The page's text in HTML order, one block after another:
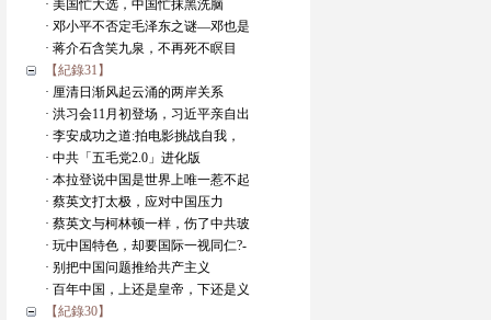
· 美国忙大选，中国忙抹黑洗脑
· 邓小平不否定毛泽东之谜—邓也是
· 蒋介石含笑九泉，不再死不瞑目
【紀錄31】
· 厘清日渐风起云涌的两岸关系
· 洪习会11月初登场，习近平亲自出
· 李安成功之道:拍电影挑战自我，
· 中共「五毛党2.0」进化版
· 本拉登说中国是世界上唯一惹不起
· 蔡英文打太极，应对中国压力
· 蔡英文与柯林顿一样，伤了中共玻
· 玩中国特色，却要国际一视同仁?-
· 别把中国问题推给共产主义
· 百年中国，上还是皇帝，下还是义
【紀錄30】